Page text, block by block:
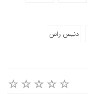
دنیس راس